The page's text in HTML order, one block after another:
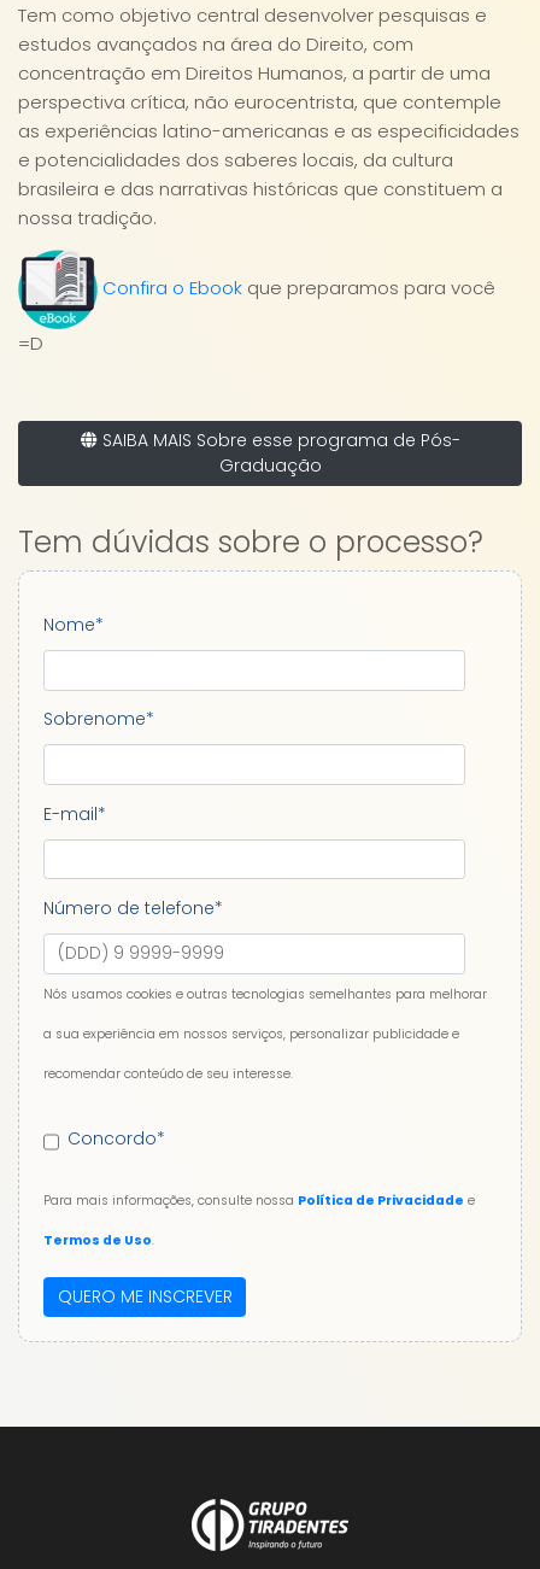
Tem como objetivo central desenvolver pesquisas e
estudos avançados na área do Direito, com
concentração em Direitos Humanos, a partir de uma
perspectiva crítica, não eurocentrista, que contemple
as experiências latino-americanas e as especificidades
e potencialidades dos saberes locais, da cultura
brasileira e das narrativas históricas que constituem a
nossa tradição.
Confira o Ebook que preparamos para você
=D
SAIBA MAIS Sobre esse programa de Pós-
Graduação
Tem dúvidas sobre o processo?
Nome*
Sobrenome*
E-mail*
Número de telefone*
Nós usamos cookies e outras tecnologias semelhantes para melhorar
a sua experiência em nossos serviços, personalizar publicidade e
recomendar conteúdo de seu interesse.
Concordo*
Para mais informações, consulte nossa Política de Privacidade e
Termos de Uso.